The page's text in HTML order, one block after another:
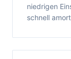
niedrigen
schnell